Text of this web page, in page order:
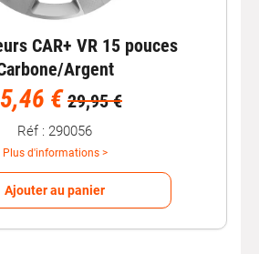
CAR+ VR 15 pouces
Argent
€ 29,95 €
Réf : 290056
Plus d'informations >
Ajouter au panier